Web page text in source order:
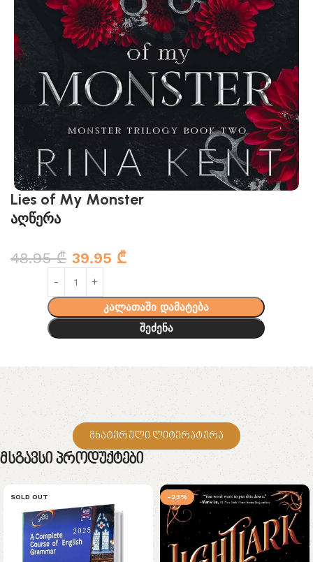
Lies of My Monster
აღწერა
48.95₾ 39.95 ₾
კალათაში დამატება
შეძენა
მხატვრული ლიტერატურა
Მსგავსი Პროდუქტები
SOLD OUT -23%